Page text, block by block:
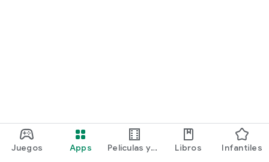
Juegos Apps
Películas y
Libros Infantiles